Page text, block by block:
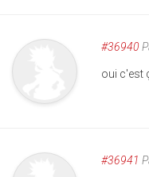
#36940
oui c'est
#36941